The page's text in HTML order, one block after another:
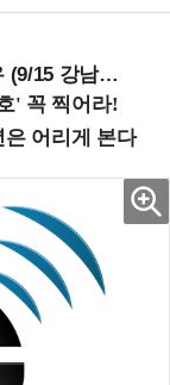
15 강남역)